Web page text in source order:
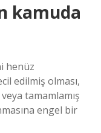
kamuda
henüz
edilmiş olması,
tamamlamış
engel bir